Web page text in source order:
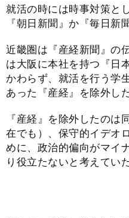
就活の時には時事対策と
『朝日新聞』か『毎日新
近畿圏は『産経新聞』の
は大阪に本社を持つ『日
かわらず、就活を行う学
あった『産経』を除外した
『産経』を除外したのは
在でも）、保守的イデオ
めに、政治的偏向がマイ
り役立たないと考えてい